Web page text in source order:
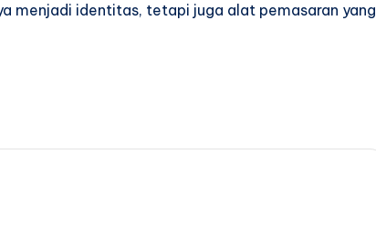
menjadi identitas, tetapi juga alat pemasaran yang